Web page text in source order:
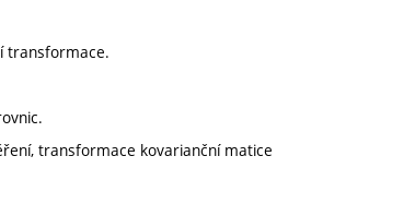
transformace.
transformace kovarianční matice